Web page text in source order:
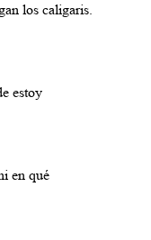
los caligaris.
estoy
en qué